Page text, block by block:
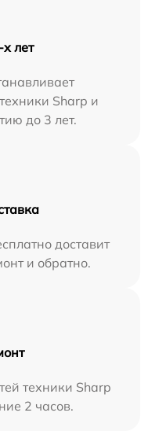
лет
Sharp и
до 3 лет.
доставит
и обратно.
техники Sharp
2 часов.